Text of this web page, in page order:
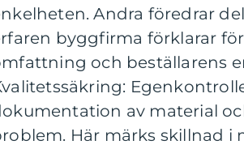
Andra föredrar
byggfirma förklarar
och beställarens
av material
Här märks skillnad